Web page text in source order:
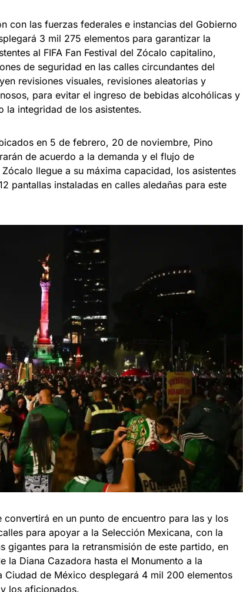
con las fuerzas federales e instancias del Gobierno
3 mil 275 elementos para garantizar la
al FIFA Fan Festival del Zócalo capitalino,
de seguridad en las calles circundantes del
revisiones visuales, revisiones aleatorias y
para evitar el ingreso de bebidas alcohólicas y
la integridad de los asistentes.
en 5 de febrero, 20 de noviembre, Pino
de acuerdo a la demanda y el flujo de
llegue a su máxima capacidad, los asistentes
pantallas instaladas en calles aledañas para este
convertirá en un punto de encuentro para las y los
para apoyar a la Selección Mexicana, con la
gigantes para la retransmisión de este partido, en
la Diana Cazadora hasta el Monumento a la
Ciudad de México desplegará 4 mil 200 elementos
los aficionados.